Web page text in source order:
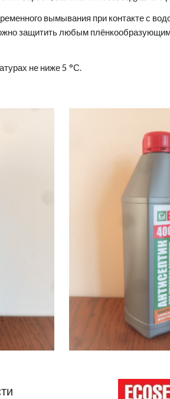
вымывания при контакте с
защитить любым
не ниже 5 °С.